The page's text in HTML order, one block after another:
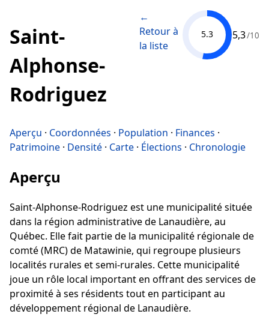
Saint-
Alphonse-
Rodriguez
←
Retour à
la liste
5.3 5,3/10
Aperçu · Coordonnées · Population · Finances ·
Patrimoine · Densité · Carte · Élections · Chronologie
Aperçu
Saint-Alphonse-Rodriguez est une municipalité située
dans la région administrative de Lanaudière, au
Québec. Elle fait partie de la municipalité régionale de
comté (MRC) de Matawinie, qui regroupe plusieurs
localités rurales et semi-rurales. Cette municipalité
joue un rôle local important en offrant des services de
proximité à ses résidents tout en participant au
développement régional de Lanaudière.